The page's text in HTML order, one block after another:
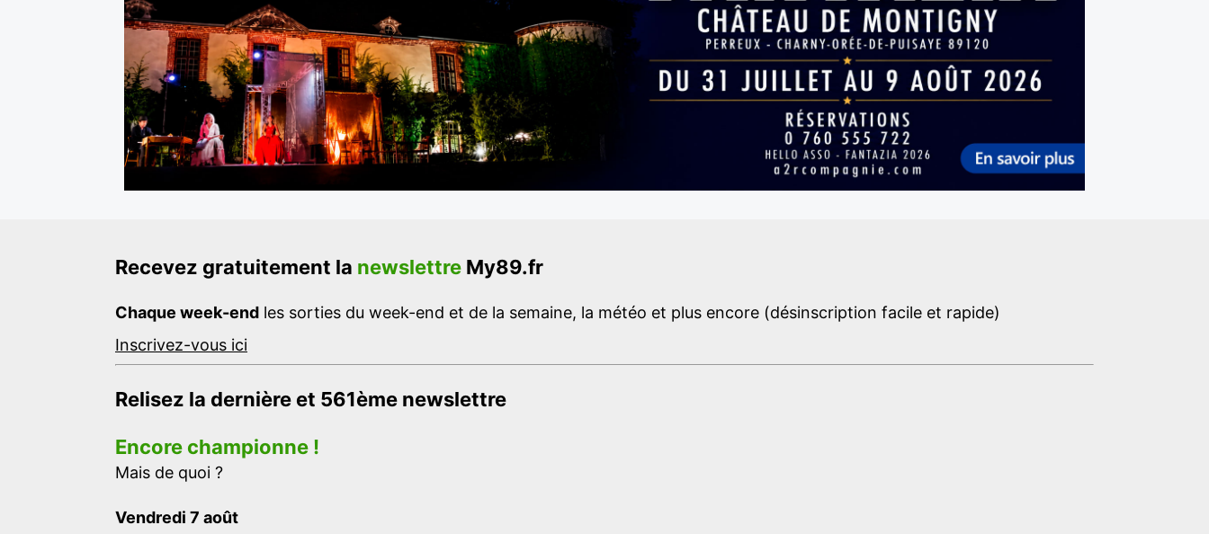
Recevez gratuitement la newslettre My89.fr
Chaque week-end les sorties du week-end et de la semaine, la météo et plus encore (désinscription facile et rapide)
Inscrivez-vous ici
Relisez la dernière et 561ème newslettre
Encore championne !
Mais de quoi ?
Vendredi 7 août